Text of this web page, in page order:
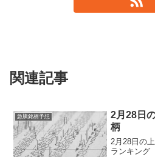
関連記事
急騰銘柄予想
2月28日
柄
2月28日の
ランキング